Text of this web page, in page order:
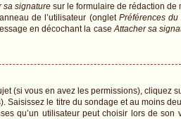
sa signature sur le formulaire de rédaction de
de l’utilisateur (onglet Préférences du
en décochant la caseAttacher sa
(si vous en avez les permissions), cliquez
Saisissez le titre du sondage et au moins
qu’un utilisateur peut choisir lors de son